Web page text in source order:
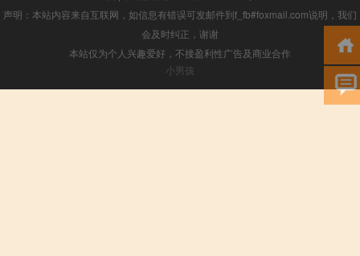
声明：本站内容来自互联网，如信息有错误可发邮件到f_fb#foxmail.com说明，我们
会及时纠正，谢谢
本站仅为个人兴趣爱好，不接盈利性广告及商业合作
小男孩